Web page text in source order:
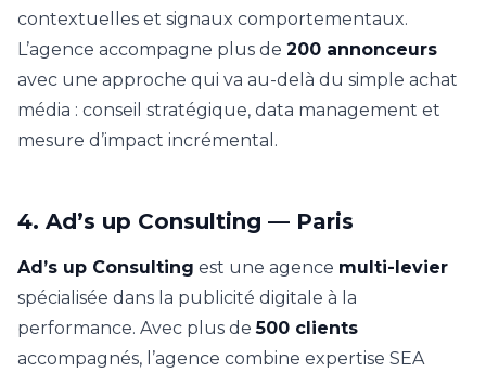
contextuelles et signaux comportementaux.
L’agence accompagne plus de 200 annonceurs
avec une approche qui va au-delà du simple achat
média : conseil stratégique, data management et
mesure d’impact incrémental.
4. Ad’s up Consulting — Paris
Ad’s up Consulting est une agence multi-levier
spécialisée dans la publicité digitale à la
performance. Avec plus de500 clients
accompagnés, l’agence combine expertise SEA